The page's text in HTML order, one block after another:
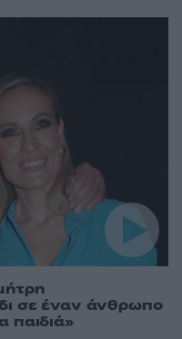
σε έναν άνθρωπο
παιδιά»